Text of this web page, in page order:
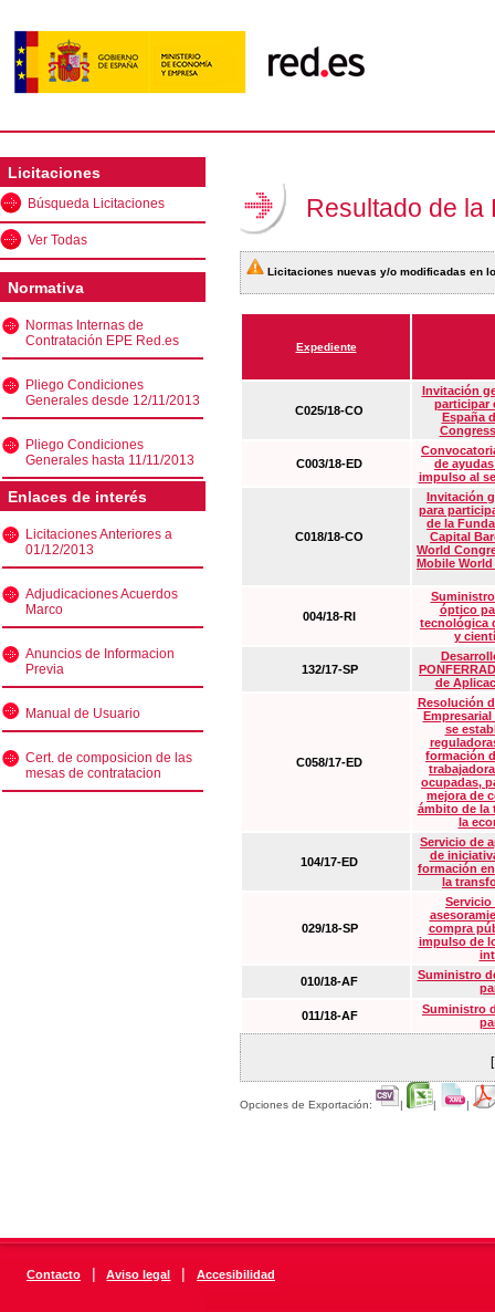
Licitaciones
Búsqueda Licitaciones
Ver Todas
Normativa
Normas Internas de
Contratación EPE Red.es
Pliego Condiciones
Generales desde 12/11/2013
Pliego Condiciones
Generales hasta 11/11/2013
Enlaces de interés
Licitaciones Anteriores a
01/12/2013
Adjudicaciones Acuerdos
Marco
Anuncios de Informacion
Previa
Manual de Usuario
Cert. de composicion de las
mesas de contratacion
Resultado de la
Licitaciones nuevas y/o modificadas en
Expediente
C025/18-CO
Invitación
participar
España
C003/18-ED
de
impulso al
C018/18-CO
Invitación
para
de la
Capital
World
Mobile
004/18-RI
óptico
tecnológica
y
132/17-SP
de
C058/17-ED
Resolución
Empresarial
se
formación
ocupadas,
mejora de
ámbito de la
la
104/17-ED
Servicio de
de
formación
la
029/18-SP
Servicio
compra
impulso de
010/18-AF
Suministro
011/18-AF
Suministro
Opciones de Exportación: | | |
Contacto | Aviso legal | Accesibilidad